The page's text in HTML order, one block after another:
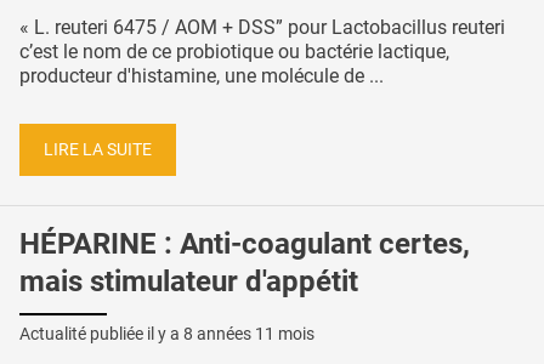
« L. reuteri 6475 / AOM + DSS” pour Lactobacillus reuteri
c’est le nom de ce probiotique ou bactérie lactique,
producteur d'histamine, une molécule de ...
LIRE LA SUITE
HÉPARINE : Anti-coagulant certes,
mais stimulateur d'appétit
Actualité publiée il y a 8 années 11 mois